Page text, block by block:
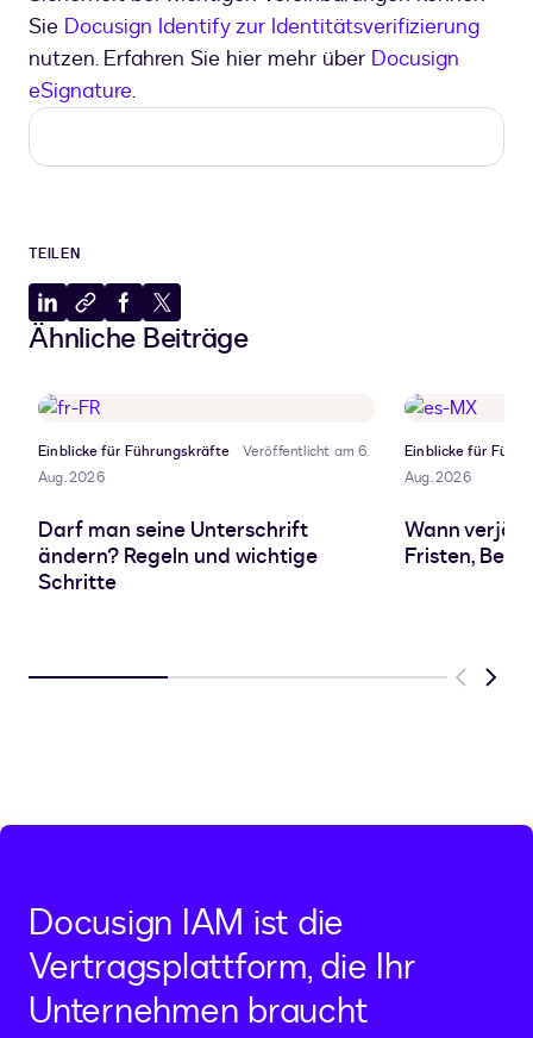
Sie Docusign Identify zur Identitätsverifizierung
nutzen. Erfahren Sie hier mehr über Docusign
eSignature.
TEILEN
Auf
LinkedIn
In
Zwischenablage
Auf
Facebook
Auf
X
Ähnliche Beiträge
Einblicke für Führungskräfte
Veröffentlicht am 6.
Aug. 2026
Darf man seine Unterschrift
ändern? Regeln und wichtige
Schritte
Einblicke für
Aug. 2026
Wann
Fristen,
Previous
Next
Docusign IAM ist die
Vertragsplattform, die Ihr
Unternehmen braucht